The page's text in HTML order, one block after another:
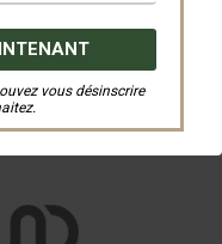
vous désinscrire